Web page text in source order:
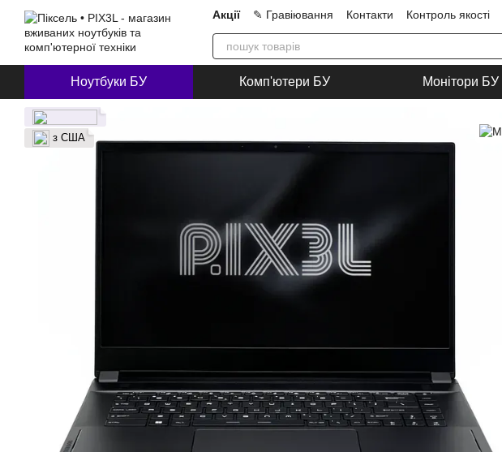
Перейти до основного контенту Акції ✎ Гравіювання Контакти Контроль якості
Про нас
Блог Співпраця Угода користувача
Ноутбуки БУ Комп'ютери БУ Монітори БУ
з США